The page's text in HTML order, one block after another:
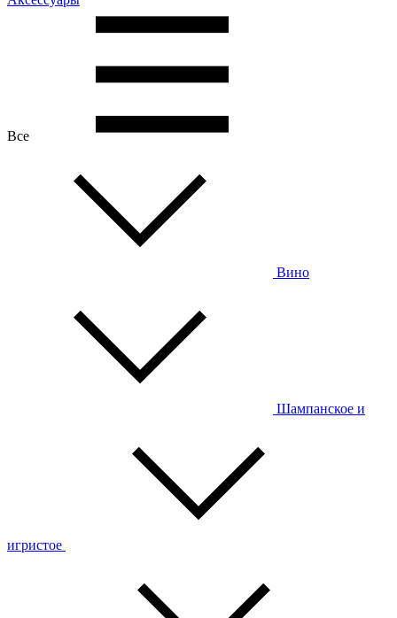
Все
Вино
Шампанское и
игристое